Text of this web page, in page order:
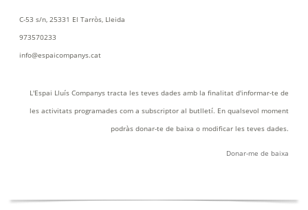
C-53 s/n, 25331 El Tarròs, Lleida
973570233
info@espaicompanys.cat
L'Espai Lluís Companys tracta les teves dades amb la finalitat d'informar-te de
les activitats programades com a subscriptor al butlletí. En qualsevol moment
podràs donar-te de baixa o modificar les teves dades.
Donar-me de baixa